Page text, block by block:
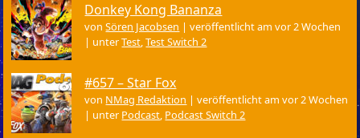
Donkey Kong Bananza
vonSören Jacobsen |veröffentlicht am vor 2 Wochen
| unterTest,Test Switch 2
#657 – Star Fox
von NMag Redaktion |veröffentlicht am vor 2 Wochen
| unter Podcast, Podcast Switch 2